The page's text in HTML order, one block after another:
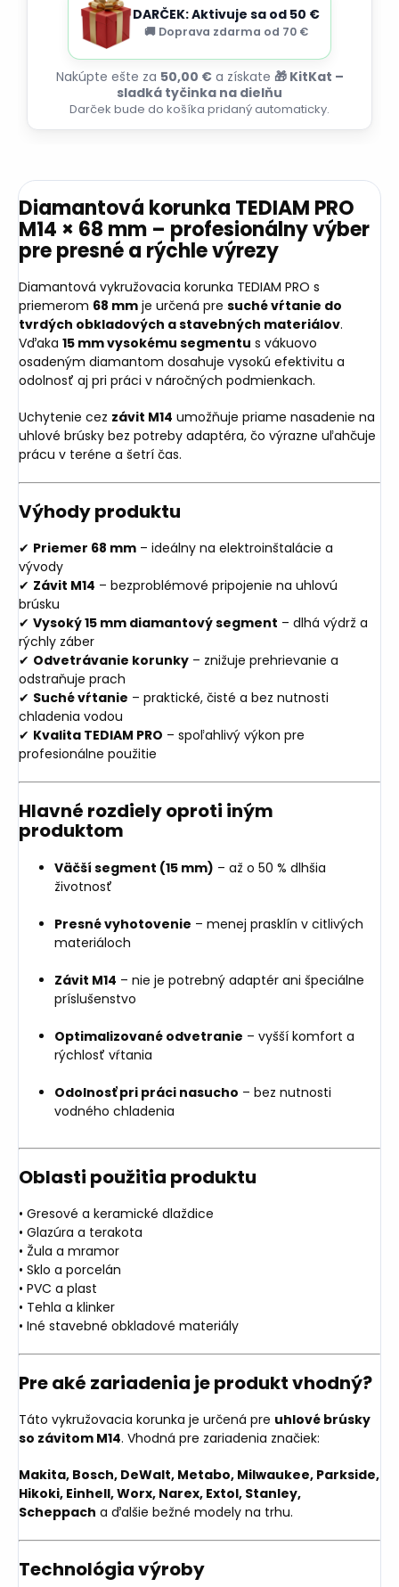
DARČEK: Aktivuje sa od 50 €
🚚 Doprava zdarma od 70 €
Nakúpte ešte za 50,00 €a získate 🎁 KitKat –
sladká tyčinka na dielňu
Darček bude do košíka pridaný automaticky.
Diamantová korunka TEDIAM PRO
M14 × 68 mm – profesionálny výber
pre presné a rýchle výrezy
Diamantová vykružovacia korunka TEDIAM PRO s
priemerom 68 mm je určená pre suché vŕtanie do
tvrdých obkladových a stavebných materiálov.
Vďaka 15 mm vysokému segmentu s vákuovo
osadeným diamantom dosahuje vysokú efektivitu a
odolnosť aj pri práci v náročných podmienkach.
Uchytenie cez závit M14 umožňuje priame nasadenie na
uhlové brúsky bez potreby adaptéra, čo výrazne uľahčuje
prácu v teréne a šetrí čas.
Výhody produktu
✔ Priemer 68 mm – ideálny na elektroinštalácie a
vývody
✔ Závit M14 – bezproblémové pripojenie na uhlovú
brúsku
✔ Vysoký 15 mm diamantový segment – dlhá výdrž a
rýchly záber
✔ Odvetrávanie korunky – znižuje prehrievanie a
odstraňuje prach
✔ Suché vŕtanie – praktické, čisté a bez nutnosti
chladenia vodou
✔ Kvalita TEDIAM PRO – spoľahlivý výkon pre
profesionálne použitie
Hlavné rozdiely oproti iným
produktom
Väčší segment (15 mm) – až o 50 % dlhšia
životnosť
Presné vyhotovenie – menej prasklín v citlivých
materiáloch
Závit M14 – nie je potrebný adaptér ani špeciálne
príslušenstvo
Optimalizované odvetranie – vyšší komfort a
rýchlosť vŕtania
Odolnosť pri práci nasucho – bez nutnosti
vodného chladenia
Oblasti použitia produktu
• Gresové a keramické dlaždice
• Glazúra a terakota
• Žula a mramor
• Sklo a porcelán
• PVC a plast
• Tehla a klinker
• Iné stavebné obkladové materiály
Pre aké zariadenia je produkt vhodný?
Táto vykružovacia korunka je určená pre uhlové brúsky
so závitom M14. Vhodná pre zariadenia značiek:
Makita, Bosch, DeWalt, Metabo, Milwaukee, Parkside,
Hikoki, Einhell, Worx, Narex, Extol, Stanley,
Scheppach a ďalšie bežné modely na trhu.
Technológia výroby